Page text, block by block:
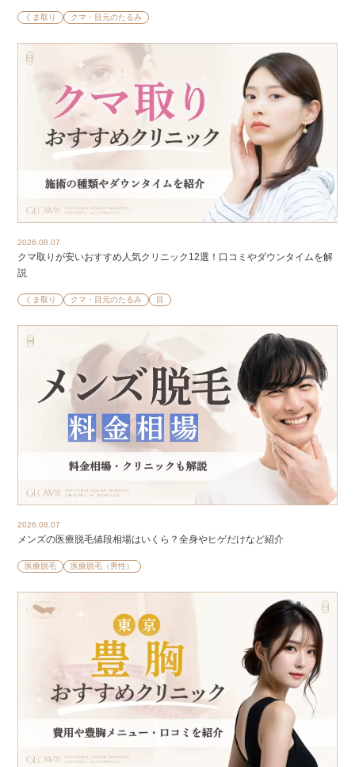
くま取り クマ・目元のたるみ
2026.08.07
クマ取りが安いおすすめ人気クリニック12選！口コミやダウンタイムを解
説
くま取り クマ・目元のたるみ 目
2026.08.07
メンズの医療脱毛値段相場はいくら？全身やヒゲだけなど紹介
医療脱毛 医療脱毛（男性）